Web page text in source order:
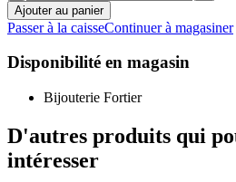
Ajouter au panier
Passer à la caisseContinuer à magasiner
Disponibilité en magasin
Bijouterie Fortier
D'autres produits qui
intéresser